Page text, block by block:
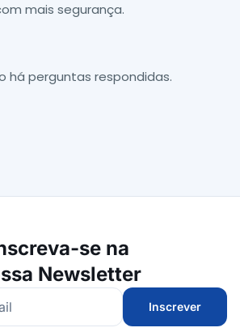
mais segurança.
há perguntas respondidas.
se na
Newsletter
Inscrever